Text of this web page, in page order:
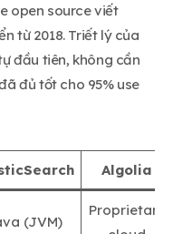
open source viết
từ 2018. Triết lý của
đầu tiên, không cần
đủ tốt cho 95% use
Algolia
(JVM)
Proprietary